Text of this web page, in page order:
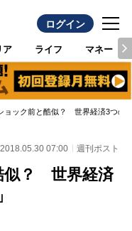
ログイン
ア ライフ マネー
ョック前と酷似？ 世界経済3つの
2018.05.30 07:00 週刊ポスト
似？ 世界経済